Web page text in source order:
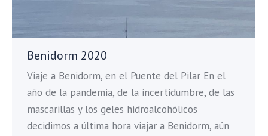
Benidorm 2020
Viaje a Benidorm, en el Puente del Pilar En el
año de la pandemia, de la incertidumbre, de las
mascarillas y los geles hidroalcohólicos
decidimos a última hora viajar a Benidorm, aún